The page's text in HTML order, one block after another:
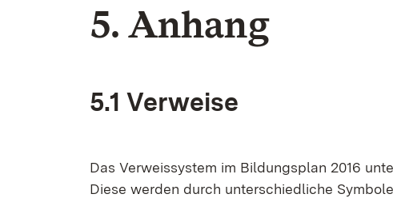
5. An­hang
5.1 Ver­wei­se
Das Ver­weis­sys­tem im Bil­dungs­plan 2016
Die­se wer­den durch un­ter­schied­li­che